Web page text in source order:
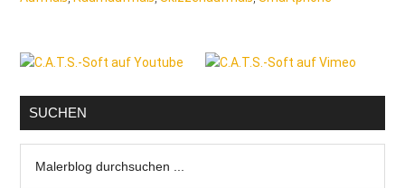
Seitenspalte
SUCHEN
durchsuchen